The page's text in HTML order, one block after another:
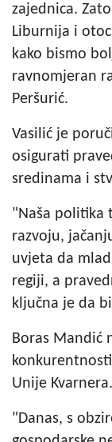
zajednica.
Liburnija i
kako bismo
ravnomjeran
Peršurić.
Vasilić je
osigurati
sredinama i
"Naša politika
razvoju,
uvjeta da
regiji, a
ključna je da
Boras Mandić
Unije Kvarnera.
"Danas, s